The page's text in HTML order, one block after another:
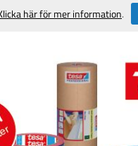
här för mer information.